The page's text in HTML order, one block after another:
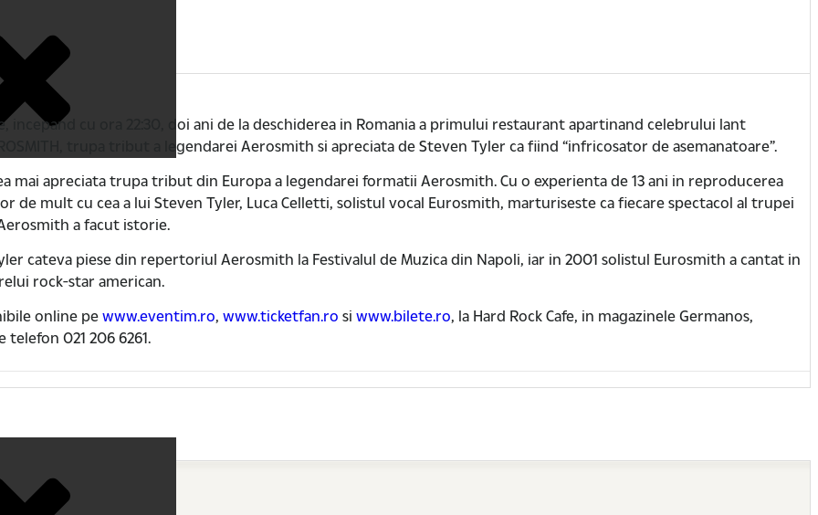
incepand cu ora 22:30, doi ani de la deschiderea in Romania a primului restaurant apartinand celebrului lant
trupa tribut a legendarei Aerosmith si apreciata de Steven Tyler ca fiind “infricosator de asemanatoare”.
mai apreciata trupa tribut din Europa a legendarei formatii Aerosmith. Cu o experienta de 13 ani in reproducerea
de mult cu cea a lui Steven Tyler, Luca Celletti, solistul vocal Eurosmith, marturiseste ca fiecare spectacol al trupei
a facut istorie.
cateva piese din repertoriul Aerosmith la Festivalul de Muzica din Napoli, iar in 2001 solistul Eurosmith a cantat in
rock-star american.
online pewww.eventim.ro, www.ticketfan.ro si www.bilete.ro, la Hard Rock Cafe, in magazinele Germanos,
telefon 021 206 6261.